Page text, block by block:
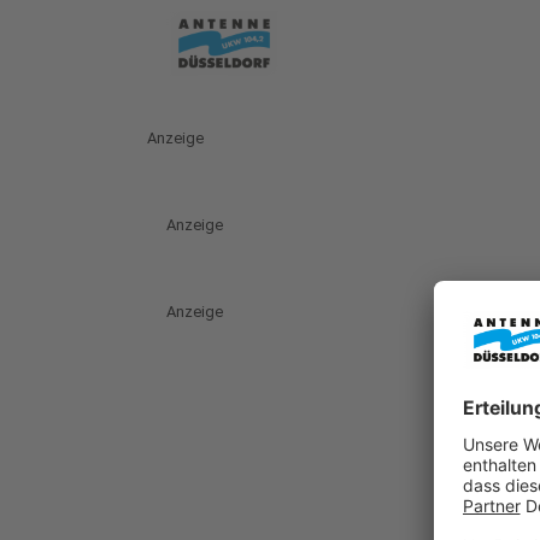
Anzeige
Anzeige
Anzeige